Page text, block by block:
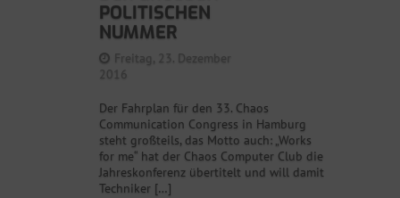
OLITISCHEN N
UMMER
Freitag, 23. Dezember
2016
Der Fahrplan für den 33. Chaos
Communication Congress in Hamburg
steht großteils, das Motto auch: „Works
for me“ hat der Chaos Computer Club die
Jahreskonferenz übertitelt und will damit
Techniker […]